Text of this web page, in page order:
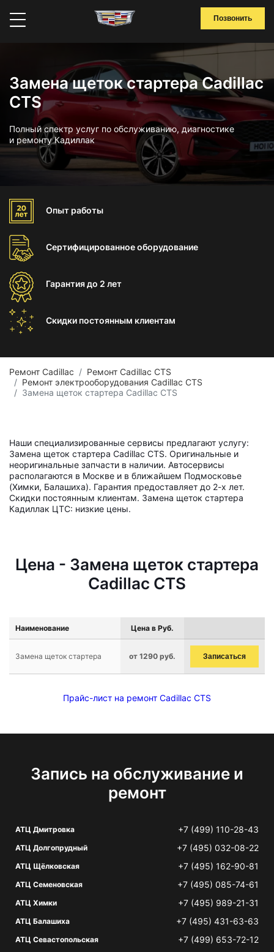
Позвонить
Замена щеток стартера Cadillac
CTS
Полный спектр услуг по обслуживанию, диагностике
и ремонту Кадиллак
Опыт работы
Сертифицированноеоборудование
Гарантиядо 2 лет
Скидки постоянным клиентам
Ремонт Cadillac
Ремонт Cadillac CTS
Ремонт электрооборудования Cadillac CTS
Замена щеток стартера Cadillac CTS
Наши специализированные сервисы предлагают услугу:
Замена щеток стартера Cadillac CTS. Оригинальные и
неоригинальные запчасти в наличии. Автосервисы
располагаются в Москве и в ближайшем Подмосковье
(Химки, Балашиха). Гарантия предоставляет до 2-х лет.
Скидки постоянным клиентам. Замена щеток стартера
Кадиллак ЦТС: низкие цены.
Цена - Замена щеток стартера
Cadillac CTS
Наименование Цена в Руб.
Замена щеток стартера от 1290 руб. Записаться
Прайс-лист на ремонт Cadillac CTS
Запись на обслуживание и
ремонт
АТЦ Дмитровка +7 (499) 110-28-43
АТЦ Долгопрудный +7 (495) 032-08-22
АТЦ Щёлковская +7 (495) 162-90-81
АТЦ Семеновская +7 (495) 085-74-61
АТЦ Химки +7 (495) 989-21-31
АТЦ Балашиха +7 (495) 431-63-63
АТЦ Севастопольская +7 (499) 653-72-12